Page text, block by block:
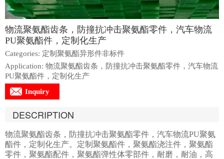
物流聚氨酯齿条，防撞抗冲击聚氨酯零件，汽车物流
PU聚氨酯件，定制化生产
Categories: 定制聚氨酯异形件非标件
Application: 物流聚氨酯齿条，防撞抗冲击聚氨酯零件，汽车物流
PU聚氨酯件，定制化生产
Inquiry
DESCRIPTION
物流聚氨酯齿条，防撞抗冲击聚氨酯零件，汽车物流PU聚氨
酯件，定制化生产。定制聚氨酯件，聚氨酯浇注件，聚氨酯
零件，聚氨酯配件，聚氨酯弹性体零部件，耐磨，耐油，高